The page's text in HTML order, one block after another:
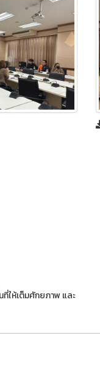
ให้เต็มศักยภาพ และ